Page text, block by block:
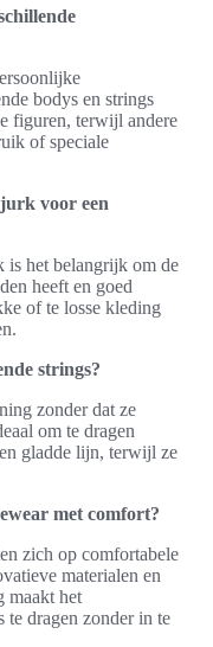
bodys en strings
figuren, terwijl andere
of speciale
voor een
is het belangrijk om de
heeft en goed
of te losse kleding
strings?
zonder dat ze
om te dragen
gladde lijn, terwijl ze
met comfort?
zich op comfortabele
materialen en
maakt het
te dragen zonder in te